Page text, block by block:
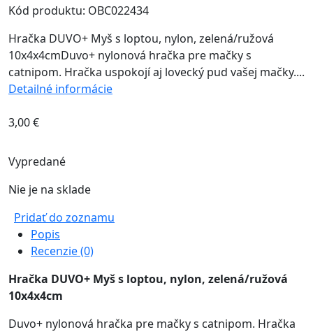
Kód produktu: OBC022434
Hračka DUVO+ Myš s loptou, nylon, zelená/ružová
10x4x4cmDuvo+ nylonová hračka pre mačky s
catnipom. Hračka uspokojí aj lovecký pud vašej mačky....
Detailné informácie
3,00€
Vypredané
Nie je na sklade
Pridať do zoznamu
Popis
Recenzie (0)
Hračka DUVO+ Myš s loptou, nylon, zelená/ružová
10x4x4cm
Duvo+ nylonová hračka pre mačky s catnipom. Hračka